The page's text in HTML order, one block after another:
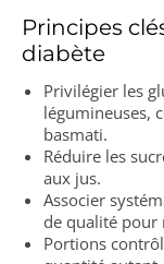
Principes
diabète
Privilégier les
légumineuses,
basmati.
Réduire les
aux jus.
Associer
de qualité pour
Portions